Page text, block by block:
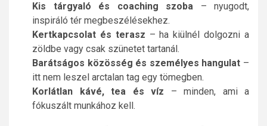
Kis tárgyaló és coaching szoba – nyugodt,
inspiráló tér megbeszélésekhez.
Kertkapcsolat és terasz – ha kiülnél dolgozni a
zöldbe vagy csak szünetet tartanál.
Barátságos közösség és személyes hangulat –
itt nem leszel arctalan tag egy tömegben.
Korlátlan kávé, tea és víz – minden, ami a
fókuszált munkához kell.